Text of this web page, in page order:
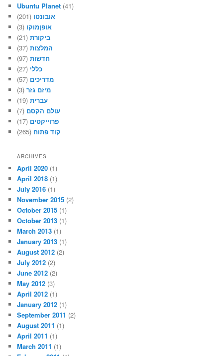
Ubuntu Planet (41)
אובונטו (201)
אופןמוקו (3)
ביקורת(21)
המלצות(37)
חדשות(97)
כללי (27)
מדריכים (57)
מיזם גזר(3)
עברית(19)
עולם הקסם (7)
פרוייקטים (17)
קוד פתוח (265)
ARCHIVES
April 2020 (1)
April 2018 (1)
July 2016 (1)
November 2015 (2)
October 2015 (1)
October 2013 (1)
March 2013 (1)
January 2013 (1)
August 2012 (2)
July 2012 (2)
June 2012 (2)
May 2012 (3)
April 2012 (1)
January 2012 (1)
September 2011 (2)
August 2011 (1)
April 2011 (1)
March 2011 (1)